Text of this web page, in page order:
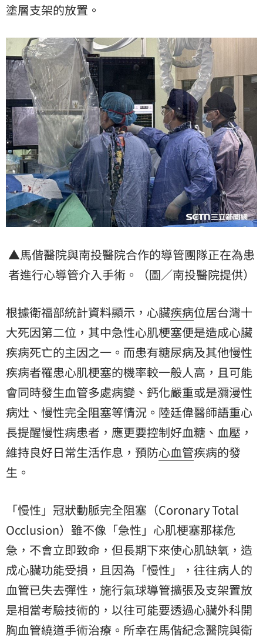
塗層支架的放置。
▲馬偕醫院與南投醫院合作的導管團隊正在為患
者進行心導管介入手術。（圖／南投醫院提供）
根據衛福部統計資料顯示，心臟疾病位居台灣十
大死因第二位，其中急性心肌梗塞便是造成心臟
疾病死亡的主因之一。而患有糖尿病及其他慢性
疾病者罹患心肌梗塞的機率較一般人高，且可能
會同時發生血管多處病變、鈣化嚴重或是瀰漫性
病灶、慢性完全阻塞等情況。陸廷偉醫師語重心
長提醒慢性病患者，應更要控制好血糖、血壓，
維持良好日常生活作息，預防心血管疾病的發
生。
「慢性」冠狀動脈完全阻塞（Coronary Total
Occlusion）雖不像「急性」心肌梗塞那樣危
急，不會立即致命，但長期下來使心肌缺氧，造
成心臟功能受損，且因為「慢性」，往往病人的
血管已失去彈性，施行氣球導管擴張及支架置放
是相當考驗技術的，以往可能要透過心臟外科開
胸血管繞道手術治療。所幸在馬偕紀念醫院與衛